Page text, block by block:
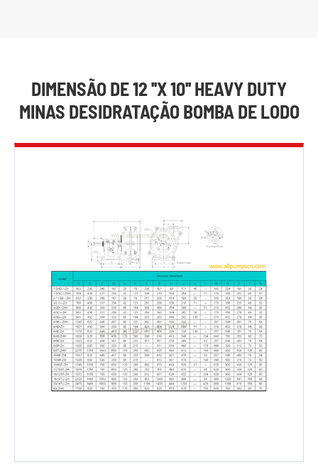
DIMENSÃO DE 12 ''X 10'' HEAVY DUTY
MINAS DESIDRATAÇÃO BOMBA DE LODO